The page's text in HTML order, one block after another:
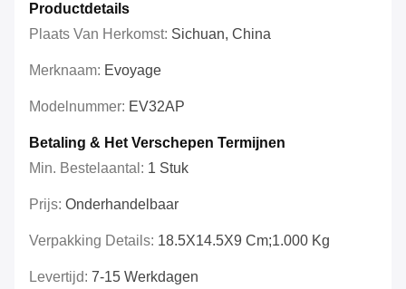
Productdetails
Plaats Van Herkomst: Sichuan, China
Merknaam: Evoyage
Modelnummer: EV32AP
Betaling & Het Verschepen Termijnen
Min. Bestelaantal: 1 Stuk
Prijs: Onderhandelbaar
Verpakking Details: 18.5X14.5X9 Cm;1.000 Kg
Levertijd: 7-15 Werkdagen